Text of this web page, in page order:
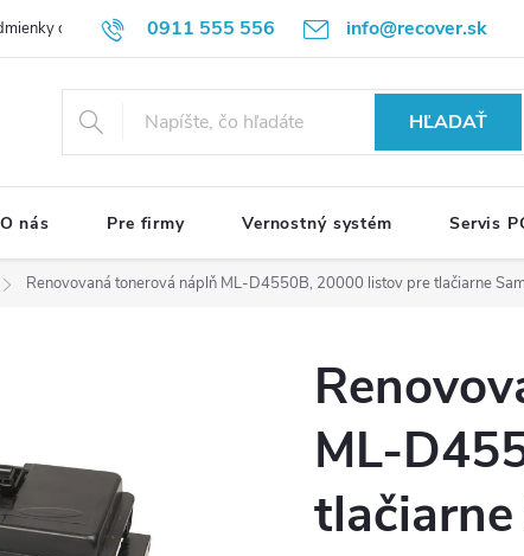
0911 555 556 info@recover.sk
ochrany osobných údajov Formulár na odstúpenie od zmluvy
HĽADAŤ
O nás Pre firmy Vernostný systém Servis
Renovovaná tonerová náplň ML-D4550B, 20000 listov pre tlačiarne
ML-